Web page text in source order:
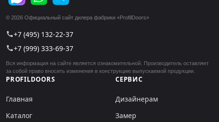
© 2026 Официальный сайт дилера фабрики «ProfilDoors»
call+7 (495) 132-22-37
call+7 (999) 333-69-37
Вся информация на сайте является ознакомительной. Производитель оставляет
за собой право вносить изменения в конструкцию выпускаемой продукции.
PROFILDOORS
Главная
Каталог
СЕРВИС
Дизайнерам
Замер